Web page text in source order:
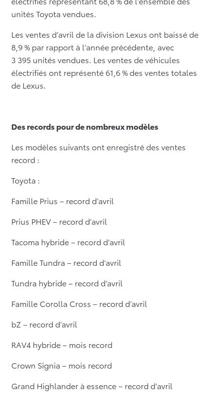
unités Toyota vendues.
Les ventes d’avril de la division Lexus ont baissé de
8,9 % par rapport à l’année précédente, avec
3 395 unités vendues. Les ventes de véhicules
électrifiés ont représenté 61,6 % des ventes totales
de Lexus.
Des records pour de nombreux modèles
Les modèles suivants ont enregistré des ventes
record :
Toyota :
Famille Prius – record d’avril
Prius PHEV – record d’avril
Tacoma hybride – record d’avril
Famille Tundra – record d’avril
Tundra hybride – record d’avril
Famille Corolla Cross – record d’avril
bZ – record d’avril
RAV4 hybride – mois record
Crown Signia – mois record
Grand Highlander à essence – record d’avril